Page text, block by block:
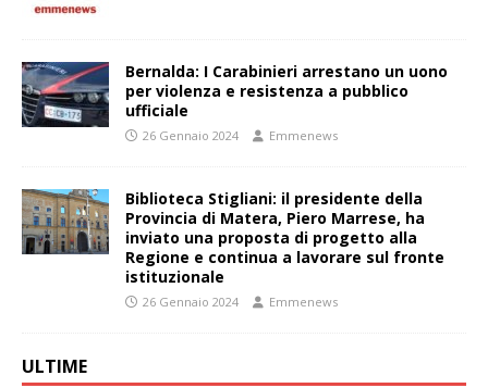
Bernalda: I Carabinieri arrestano un uono
per violenza e resistenza a pubblico
ufficiale
26 Gennaio 2024 Emmenews
Biblioteca Stigliani: il presidente della
Provincia di Matera, Piero Marrese, ha
inviato una proposta di progetto alla
Regione e continua a lavorare sul fronte
istituzionale
26 Gennaio 2024 Emmenews
ULTIME